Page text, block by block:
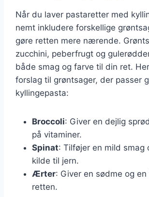
Når du laver pastaretter med
nemt inkludere forskellige
gøre retten mere nærende.
zucchini, peberfrugt og
både smag og farve til din ret.
forslag til grøntsager, der passer
kyllingepasta:
Broccoli: Giver en dejlig
på vitaminer.
Spinat: Tilføjer en mild smag
kilde til jern.
Ærter: Giver en sødme og
retten.